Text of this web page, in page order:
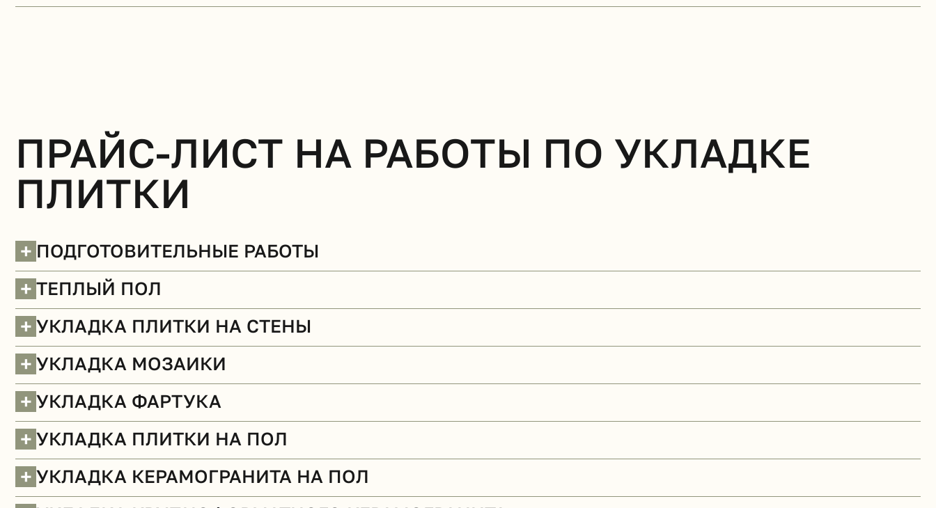
Потолки (демонтаж)
ПРАЙС-ЛИСТ НА РАБОТЫ ПО УКЛАДКЕ
ПЛИТКИ
+ ПОДГОТОВИТЕЛЬНЫЕ РАБОТЫ
+ ТЕПЛЫЙ ПОЛ
+ УКЛАДКА ПЛИТКИ НА СТЕНЫ
+ УКЛАДКА МОЗАИКИ
+ УКЛАДКА ФАРТУКА
+ УКЛАДКА ПЛИТКИ НА ПОЛ
+ УКЛАДКА КЕРАМОГРАНИТА НА ПОЛ